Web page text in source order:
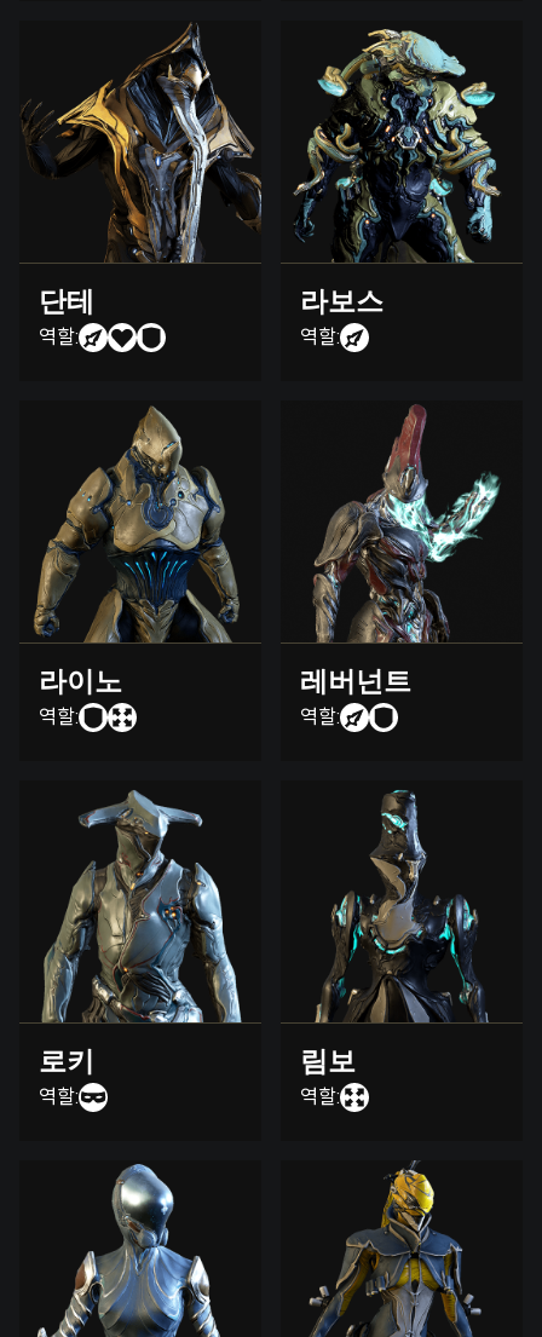
단테
역할:
라보스
역할:
라이노
역할:
레버넌트
역할:
로키
역할:
림보
역할: